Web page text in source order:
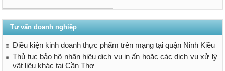
Tư vấn doanh nghiệp
Điều kiện kinh doanh thực phẩm trên mạng tại quận Ninh Kiều
Thủ tục bảo hộ nhãn hiệu dịch vụ in ấn hoặc các dịch vụ xử lý
vật liệu khác tại Cần Thơ